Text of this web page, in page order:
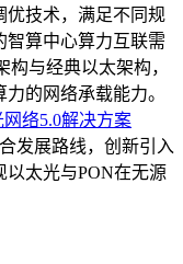
优技术，满足不同规
智算中心算力互联需
与经典以太架构，
的网络承载能力。
络5.0解决方案
发展路线，创新引入
以太光与PON在无源